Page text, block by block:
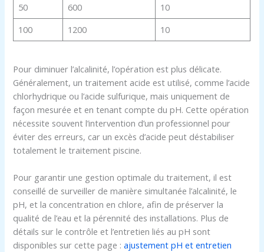
50
600
10
100
1200 10
Pour diminuer l’alcalinité, l’opération est plus délicate.
Généralement, un traitement acide est utilisé, comme l’acide
chlorhydrique ou l’acide sulfurique, mais uniquement de
façon mesurée et en tenant compte du pH. Cette opération
nécessite souvent l’intervention d’un professionnel pour
éviter des erreurs, car un excès d’acide peut déstabiliser
totalement le traitement piscine.
Pour garantir une gestion optimale du traitement, il est
conseillé de surveiller de manière simultanée l’alcalinité, le
pH, et la concentration en chlore, afin de préserver la
qualité de l’eau et la pérennité des installations. Plus de
détails sur le contrôle et l’entretien liés au pH sont
disponibles sur cette page :ajustement pH et entretien